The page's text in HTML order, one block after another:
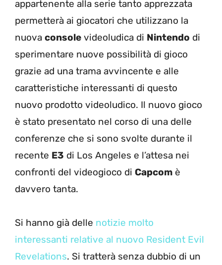
appartenente alla serie tanto apprezzata
permetterà ai giocatori che utilizzano la
nuova console videoludica di Nintendo di
sperimentare nuove possibilità di gioco
grazie ad una trama avvincente e alle
caratteristiche interessanti di questo
nuovo prodotto videoludico. Il nuovo gioco
è stato presentato nel corso di una delle
conferenze che si sono svolte durante il
recente E3 di Los Angeles e l’attesa nei
confronti del videogioco di Capcom è
davvero tanta.
Si hanno già delle notizie molto
interessanti relative al nuovo Resident Evil
Revelations. Si tratterà senza dubbio di un